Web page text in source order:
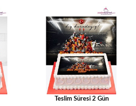
Teslim Süresi 2 Gün